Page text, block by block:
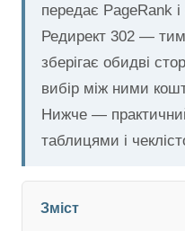
передає PageRank
Редирект 302 —
зберігає обидві
вибір між ними
Нижче —
таблицями і
Зміст